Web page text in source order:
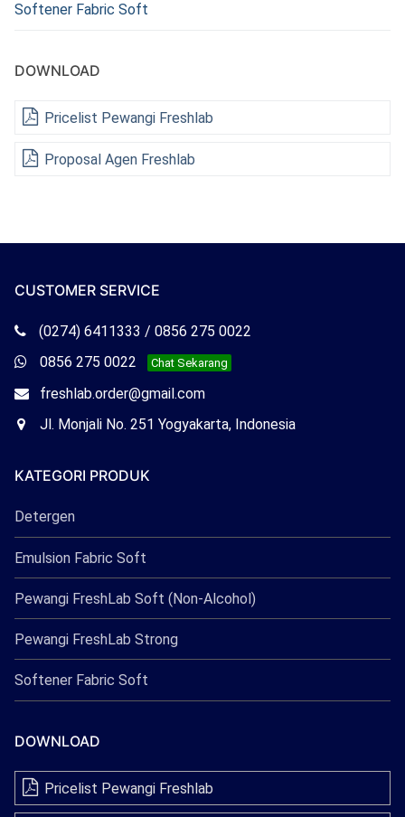
Softener Fabric Soft
DOWNLOAD
Pricelist Pewangi Freshlab
Proposal Agen Freshlab
CUSTOMER SERVICE
Telepon
Freshlab
(0274) 6411333 / 0856 275 0022
Whatsapp
Freshlab
0856 275 0022 Chat Sekarang
Email
Freshlab
freshlab.order@gmail.com
OfficeJl. Monjali No. 251 Yogyakarta, Indonesia
KATEGORI PRODUK
Detergen
Emulsion Fabric Soft
Pewangi FreshLab Soft (Non-Alcohol)
Pewangi FreshLab Strong
Softener Fabric Soft
DOWNLOAD
Pricelist Pewangi Freshlab